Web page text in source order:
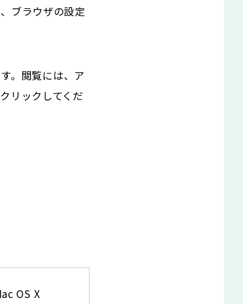
ブラウザの設定
。閲覧には、ア
リックしてくだ
OS X